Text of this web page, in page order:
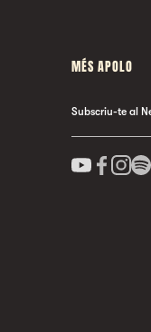
MÉS APOLO
Subscriu-te al